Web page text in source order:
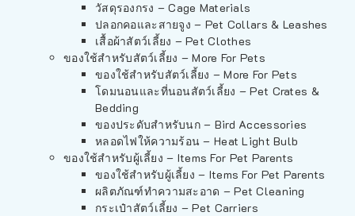
วัสดุรองกรง – Cage Materials
ปลอกคอและสายจูง – Pet Collars & Leashes
เสื้อผ้าสัตว์เลี้ยง – Pet Clothes
ของใช้สำหรับสัตว์เลี้ยง – More For Pets
ของใช้สำหรับสัตว์เลี้ยง – More For Pets
โดมนอนและที่นอนสัตว์เลี้ยง – Pet Crates &
Bedding
ของประดับสำหรับนก – Bird Accessories
หลอดไฟให้ความร้อน – Heat Light Bulb
ของใช้สำหรับผู้เลี้ยง – Items For Pet Parents
ของใช้สำหรับผู้เลี้ยง – Items For Pet Parents
ผลิตภัณฑ์ทำความสะอาด – Pet Cleaning
กระเป๋าสัตว์เลี้ยง – Pet Carriers